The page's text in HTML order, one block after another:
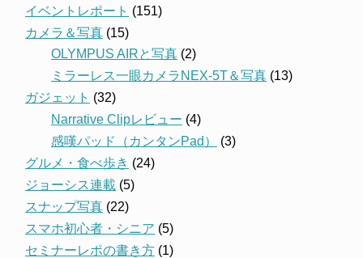
イベントレポート (151)
カメラ＆写真 (15)
OLYMPUS AIRと写真 (2)
ミラーレス一眼カメラNEX-5T＆写真 (13)
ガジェット (32)
Narrative Clipレビュー (4)
感嘆パッド（カンタンPad）
(3)
グルメ・食べ歩き (24)
ジョーシス連載 (5)
スナップ写真 (22)
スマホ初心者・シニア (5)
セミナーレポの書き方 (1)